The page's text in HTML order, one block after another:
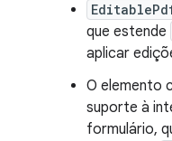
que estende
aplicar
O elemento
suporte à
formulário,